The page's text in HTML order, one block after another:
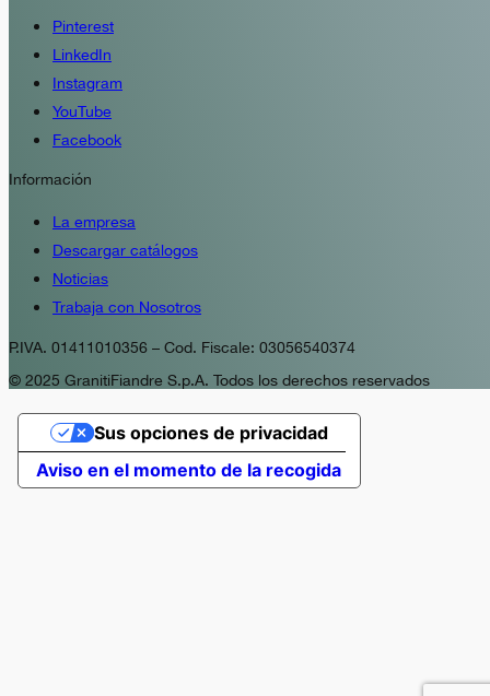
Pinterest
LinkedIn
Instagram
YouTube
Facebook
Información
La empresa
Descargar catálogos
Noticias
Trabaja con Nosotros
P.IVA. 01411010356 – Cod. Fiscale: 03056540374
© 2025 GranitiFiandre S.p.A. Todos los derechos reservados
Aviso en el momento de la recogida
Sus opciones de privacidad